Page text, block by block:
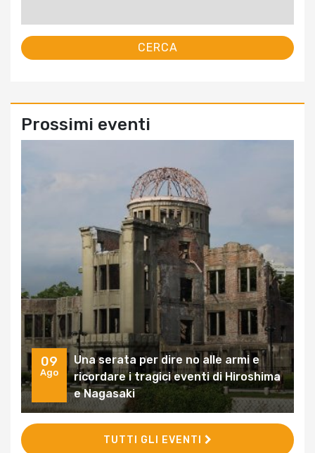
Prossimi eventi
09
Ago
Una serata per dire no alle armi e
ricordare i tragici eventi di Hiroshima
e Nagasaki
TUTTI GLI EVENTI